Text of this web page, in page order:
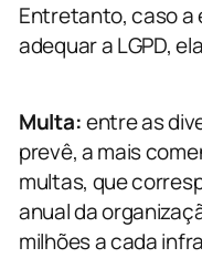
Entretanto, caso a
adequar a LGPD,
Multa:entre as
prevê, a mais
multas, que
anual da
milhões a cada